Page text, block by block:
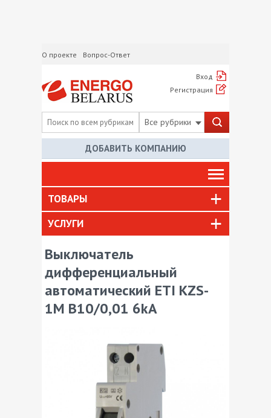
О проекте Вопрос-Ответ
Вход
Регистрация
Все рубрики
ДОБАВИТЬ КОМПАНИЮ
ТОВАРЫ
УСЛУГИ
Выключатель
дифференциальный
автоматический ETI KZS-
1M B10/0,01 6kA